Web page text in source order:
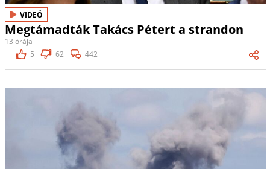
VIDEÓ
Megtámadták Takács Pétert a strandon
13 órája
5
62 442